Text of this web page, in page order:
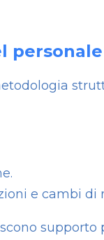
e cambi di